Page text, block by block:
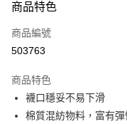
信用卡
線上付款
Alipay, PayMe, WeChat Pay,
送貨方式
單筆訂單淨值滿$399可享
商品特色
商品編號
503763
商品特色
襪口穩妥不易下滑
棉質混紡物料，富有彈